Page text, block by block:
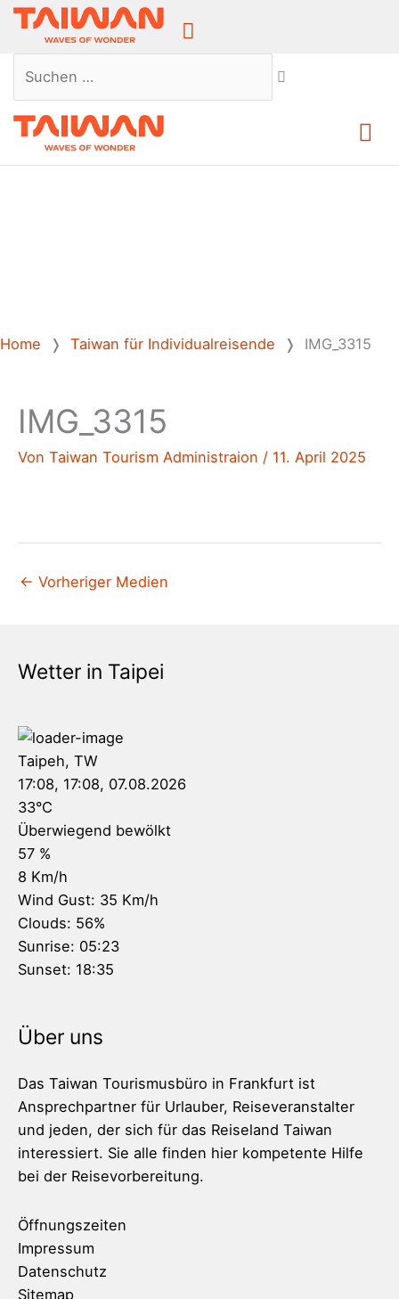
Above
Suchen …
Home ❭ Taiwan für Individualreisende ❭ IMG_3315
IMG_3315
Von Taiwan Tourism Administraion / 11. April 2025
← Vorheriger Medien
Wetter in Taipei
Taipeh, TW
17:08, 17:08, 07.08.2026
33°C
Überwiegend bewölkt
57 %
8 Km/h
Wind Gust: 35 Km/h
Clouds: 56%
Sunrise: 05:23
Sunset: 18:35
Über uns
Das Taiwan Tourismusbüro in Frankfurt ist
Ansprechpartner für Urlauber, Reiseveranstalter
und jeden, der sich für das Reiseland Taiwan
interessiert. Sie alle finden hier kompetente Hilfe
bei der Reisevorbereitung.
Öffnungszeiten
Impressum
Datenschutz
Sitemap